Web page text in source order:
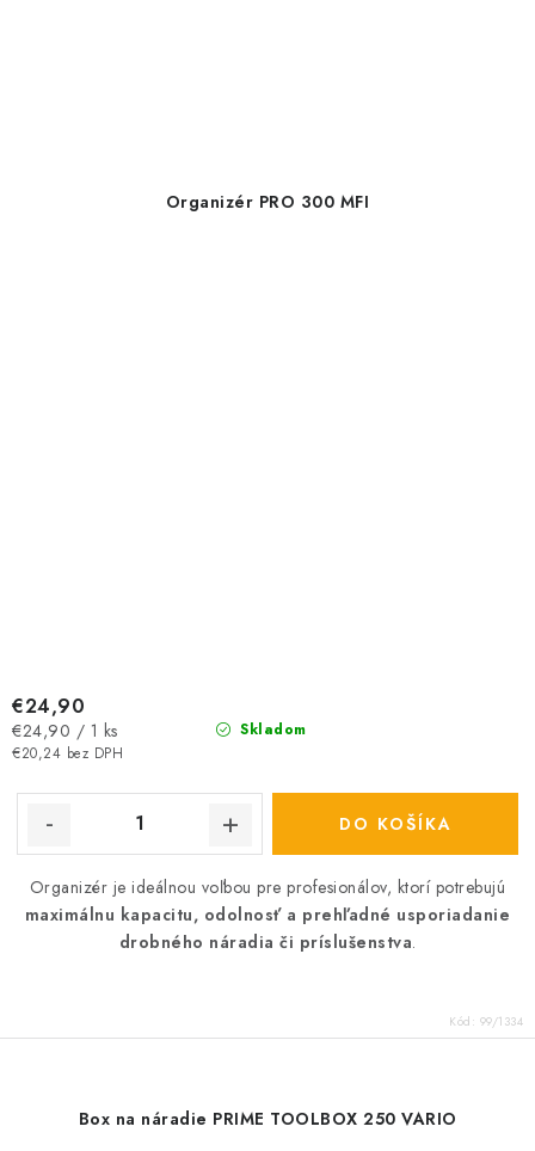
Organizér PRO 300 MFI
Skladom
€20,24 bez DPH
€24,90
Jednotková
cena:
€24,90 / 1 ks
DO KOŠÍKA
Organizér je ideálnou voľbou pre profesionálov, ktorí potrebujú
maximálnu kapacitu, odolnosť a prehľadné usporiadanie
drobného náradia či príslušenstva.
Kód: 99/1334
Box na náradie PRIME TOOLBOX 250 VARIO